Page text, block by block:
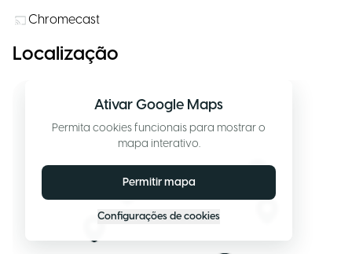
Chromecast
Localização
Ativar Google Maps
Permita cookies funcionais para mostrar o
mapa interativo.
Permitir mapa
Configurações de cookies